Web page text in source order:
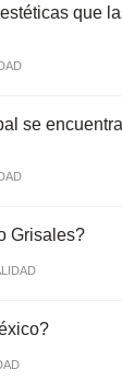
que
se
Grisales?